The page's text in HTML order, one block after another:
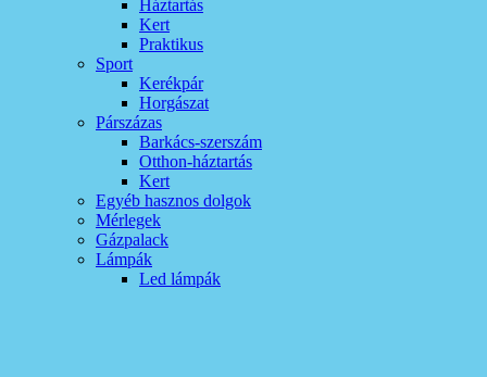
Háztartás
Kert
Praktikus
Sport
Kerékpár
Horgászat
Párszázas
Barkács-szerszám
Otthon-háztartás
Kert
Egyéb hasznos dolgok
Mérlegek
Gázpalack
Lámpák
Led lámpák